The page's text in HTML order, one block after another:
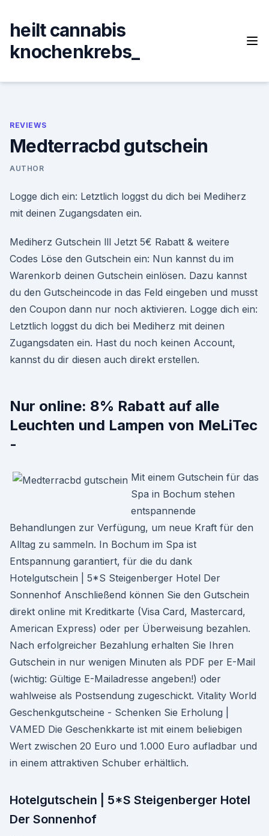
content
heilt cannabis
knochenkrebs_
REVIEWS
Medterracbd gutschein
AUTHOR
Logge dich ein: Letztlich loggst du dich bei Mediherz
mit deinen Zugangsdaten ein.
Mediherz Gutschein lll Jetzt 5€ Rabatt & weitere
Codes Löse den Gutschein ein: Nun kannst du im
Warenkorb deinen Gutschein einlösen. Dazu kannst
du den Gutscheincode in das Feld eingeben und musst
den Coupon dann nur noch aktivieren. Logge dich ein:
Letztlich loggst du dich bei Mediherz mit deinen
Zugangsdaten ein. Hast du noch keinen Account,
kannst du dir diesen auch direkt erstellen.
Nur online: 8% Rabatt auf alle
Leuchten und Lampen von MeLiTec
-
Mit einem Gutschein für das
Spa in Bochum stehen
entspannende
Behandlungen zur Verfügung, um neue Kraft für den
Alltag zu sammeln. In Bochum im Spa ist
Entspannung garantiert, für die du dank
Hotelgutschein | 5*S Steigenberger Hotel Der
Sonnenhof Anschließend können Sie den Gutschein
direkt online mit Kreditkarte (Visa Card, Mastercard,
American Express) oder per Überweisung bezahlen.
Nach erfolgreicher Bezahlung erhalten Sie Ihren
Gutschein in nur wenigen Minuten als PDF per E-Mail
(wichtig: Gültige E-Mailadresse angeben!) oder
wahlweise als Postsendung zugeschickt. Vitality World
Geschenkgutscheine - Schenken Sie Erholung |
VAMED Die Geschenkkarte ist mit einem beliebigen
Wert zwischen 20 Euro und 1.000 Euro aufladbar und
in einem attraktiven Schuber erhältlich.
Hotelgutschein | 5*S Steigenberger Hotel
Der Sonnenhof